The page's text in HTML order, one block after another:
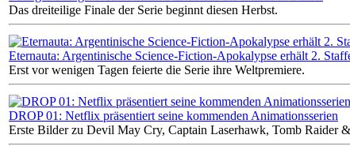
Das dreiteilige Finale der Serie beginnt diesen Herbst.
Eternauta: Argentinische Science-Fiction-Apokalypse erhält 2.
Erst vor wenigen Tagen feierte die Serie ihre Weltpremiere.
DROP 01: Netflix präsentiert seine kommenden Animationsserien
Erste Bilder zu Devil May Cry, Captain Laserhawk, Tomb Raider